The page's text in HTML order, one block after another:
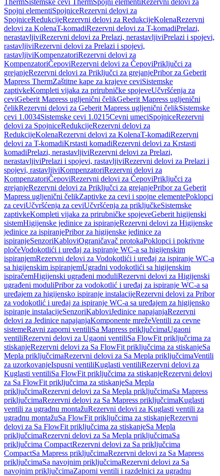
ThermSistemske cevi ThermSpojni elementi Rezervni delovi za
Spojni elementiSpojniceRezervni delovi za
SpojniceRedukcijeRezervni delovi za RedukcijeKolenaRezervni
delovi za KolenaT-komadiRezervni delovi za T-komadiPrelazi,
nerastavljiviRezervni delovi za Prelazi, nerastavljiviPrelazi i spojevi,
rastavljiviRezervni delovi za Prelazi i spojevi,
rastavljiviKompenzatoriRezervni delovi za
KompenzatoriČepoviRezervni delovi za ČepoviPriključci za
grejanjeRezervni delovi za Priključci za grejanjePribor za Geberit
Mapress ThermZaštitne kape za krajeve ceviSistemske
zaptivkeKompleti vijaka za prirubničke spojeveUčvršćenja za
ceviGeberit Mapress ugljenični čelikGeberit Mapress ugljenični
čelikRezervni delovi za Geberit Mapress ugljenični čelikSistemske
cevi 1.0034Sistemske cevi 1.0215Cevni umeciSpojniceRezervni
delovi za SpojniceRedukcijeRezervni delovi za
RedukcijeKolenaRezervni delovi za KolenaT-komadiRezervni
delovi za T-komadiKrstasti komadiRezervni delovi za Krstasti
komadiPrelazi, nerastavljiviRezervni delovi za Prelazi,
nerastavljiviPrelazi i spojevi, rastavljiviRezervni delovi za Prelazi i
spojevi, rastavljiviKompenzatoriRezervni delovi za
KompenzatoriČepoviRezervni delovi za ČepoviPriključci za
grejanjeRezervni delovi za Priključci za grejanjePribor za Geberit
Mapress ugljenični čelikZaptivke za cevi i spojne elementePoklopci
za ceviUčvršćenja za ceviUčvršćenja za priključkeSistemske
zaptivkeKompleti vijaka za prirubničke spojeveGeberit higijenski
sistemHigijenske jedinice za ispiranjeRezervni delovi za Higijenske
jedinice za ispiranjePribor za higijenske jedinice za
ispiranjeSenzoriKabloviOgraničavač protokaPoklopci i pokrivne
pločeVodokotlići i uređaj za ispiranje WC-a sa higijenskim
ispiranjemRezervni delovi za Vodokotlići i uređaj za ispiranje WC-a
sa higijenskim ispiranjemUgradni vodokotlići sa higijenskim
ispiračemHigijenski ugrađeni moduliRezervni delovi za Higijenski
ugrađeni moduliPribor za vodokotlić i uređaj za ispiranje WC-a sa
uređajem za higijensko ispiranje instalacijeRezervni delovi za Pribor
za vodokotlić i uređaj za ispiranje WC-a sa uređajem za higijensko
ispiranje instalacijeSenzoriKabloviJedinice napajanjaRezervni
delovi za Jedinice napajanjaKomponente mrežeVentili za cevne
sistemeRavni zaporni ventiliSa Mapress priključcimaUgaoni
ventiliRezervni delovi za Ugaoni ventiliSa FlowFit priključcima za
stiskanjeRezervni delovi za Sa FlowFit priključcima za stiskanjeSa
Mepla priključcimaRezervni delovi za Sa Mepla priključcimaVentili
za uzorkovanjeIspusni ventiliKuglasti ventiliRezervni delovi za
Kuglasti ventiliSa FlowFit priključcima za stiskanjeRezervni delovi
za Sa FlowFit priključcima za stiskanjeSa Mepla
priključcimaRezervni delovi za Sa Mepla priključcimaSa Mapress
priključcimaRezervni delovi za Sa Mapress priključcimaKuglasti
ventili za ugradnu montažuRezervni delovi za Kuglasti ventili za
ugradnu montažuSa FlowFit priključcima za stiskanjeRezervni
delovi za Sa FlowFit priključcima za stiskanjeSa Mepla
priključcimaRezervni delovi za Sa Mepla priključcimaSa
priključcima CompactRezervni delovi za Sa priključcima
CompactSa Mapress priključcimaRezervni delovi za Sa Mapress
priključcimaSa navojnim priključcimaRezervni delovi za Sa
navojnim priključcimaZaporni ventili i razdelnici za ugradnu